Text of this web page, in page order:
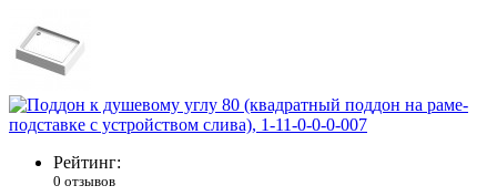
Рейтинг:
0 отзывов